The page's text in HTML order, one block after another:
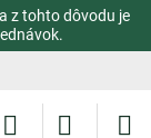
z tohto dôvodu je